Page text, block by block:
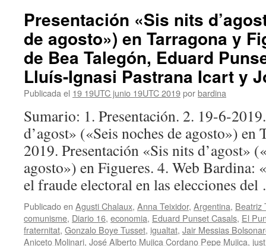
Presentación «Sis nits
de agosto») en Tarragona y
de Bea Talegón, Eduard
Lluís-Ignasi Pastrana Icart y
Publicada el 19 19UTC junio 19UTC 2019porbardina
Sumario: 1. Presentación. 2. 19-6-
d’agost» («Seis noches de agosto») en
2019. Presentación «Sis nits d’agost»
agosto») en Figueres. 4. Web Bardina:
el fraude electoral en las elecciones
Publicado en Agusti Chalaux, Anna Teixidor, Argentina, Beatriz
comunisme, Diario 16, economia, Eduard Punset Casals, El
fraternitat, Gonzalo Boye Tusset, igualtat, Jair Messias
Aniceto Molinari, José Alberto Mujica Cordano Pepe Mujica,